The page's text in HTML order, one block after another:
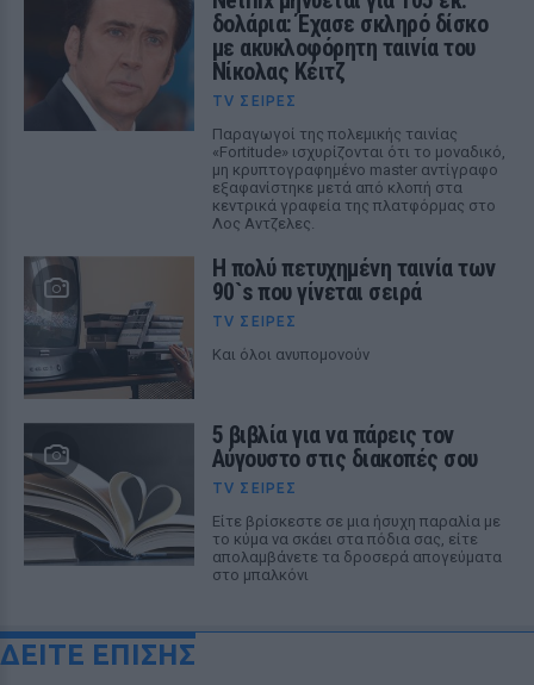
δολάρια: Έχασε σκληρό δίσκο
με ακυκλοφόρητη ταινία του
Νίκολας Κέιτζ
TV ΣΕΙΡΈΣ
Παραγωγοί της πολεμικής ταινίας
«Fortitude» ισχυρίζονται ότι το μοναδικό,
μη κρυπτογραφημένο master αντίγραφο
εξαφανίστηκε μετά από κλοπή στα
κεντρικά γραφεία της πλατφόρμας στο
Λος Αντζελες.
Η πολύ πετυχημένη ταινία των
90`s που γίνεται σειρά
TV ΣΕΙΡΈΣ
Και όλοι ανυπομονούν
5 βιβλία για να πάρεις τον
Αύγουστο στις διακοπές σου
TV ΣΕΙΡΈΣ
Είτε βρίσκεστε σε μια ήσυχη παραλία με
το κύμα να σκάει στα πόδια σας, είτε
απολαμβάνετε τα δροσερά απογεύματα
στο μπαλκόνι
ΔΕΙΤΕ ΕΠΙΣΗΣ